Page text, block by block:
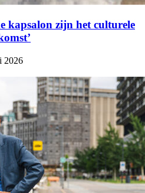
kapsalon zijn het culturele
2026